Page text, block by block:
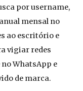
por username,
mensal no
ao escritório e
vigiar redes
WhatsApp e
de marca.